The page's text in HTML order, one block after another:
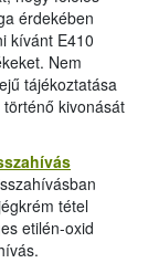
érdekében
kívánt E410
Nem
tájékoztatása
kivonását
tétel
etilén-oxid